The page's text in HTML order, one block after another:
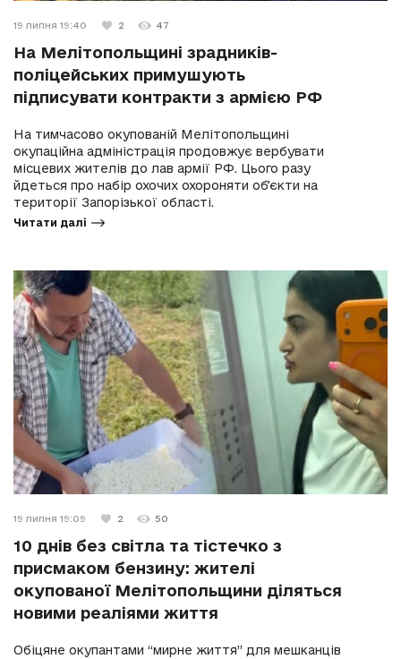
19 липня 19:40 2 47
На Мелітопольщині зрадників-
поліцейських примушують
підписувати контракти з армією РФ
На тимчасово окупованій Мелітопольщині
окупаційна адміністрація продовжує вербувати
місцевих жителів до лав армії РФ. Цього разу
йдеться про набір охочих охороняти обʼєкти на
території Запорізької області.
Читати далі
19 липня 19:09 2 50
10 днів без світла та тістечко з
присмаком бензину: жителі
окупованої Мелітопольщини діляться
новими реаліями життя
Обіцяне окупантами “мирне життя” для мешканців